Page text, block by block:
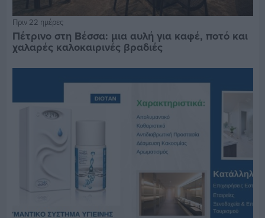
Πριν 22 ημέρες
Πέτρινο στη Βέσσα: μια αυλή για καφέ, ποτό και
χαλαρές καλοκαιρινές βραδιές